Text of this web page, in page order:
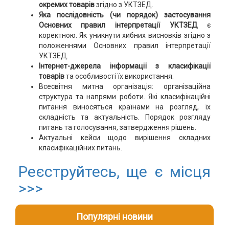
окремих товарівзгідно з УКТЗЕД.
Яка послідовність (чи порядок) застосування
Основних правил інтерпретації УКТЗЕДє
коректною. Як уникнути хибних висновків згідно з
положеннями Основних правил інтерпретації
УКТЗЕД.
Інтернет-джерела інформації з класифікації
товарівта особливості їх використання.
Всесвітня митна організація: організаційна
структура та напрями роботи. Які класифікаційні
питання виносяться країнами на розгляд, їх
складність та актуальність. Порядок розгляду
питань та голосування, затвердження рішень.
Актуальні кейси щодо вирішення складних
класифікаційних питань.
Реєструйтесь, ще є місця
>>>
Популярні новини